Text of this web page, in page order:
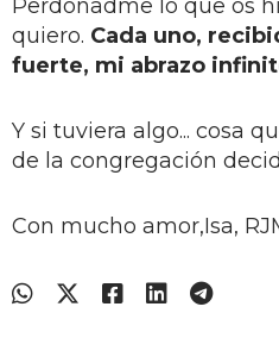
Perdonadme lo que os
quiero. Cada uno,
fuerte, mi abrazo
Y si tuviera algo... cosa
de la congregación
Con mucho amor,Isa,